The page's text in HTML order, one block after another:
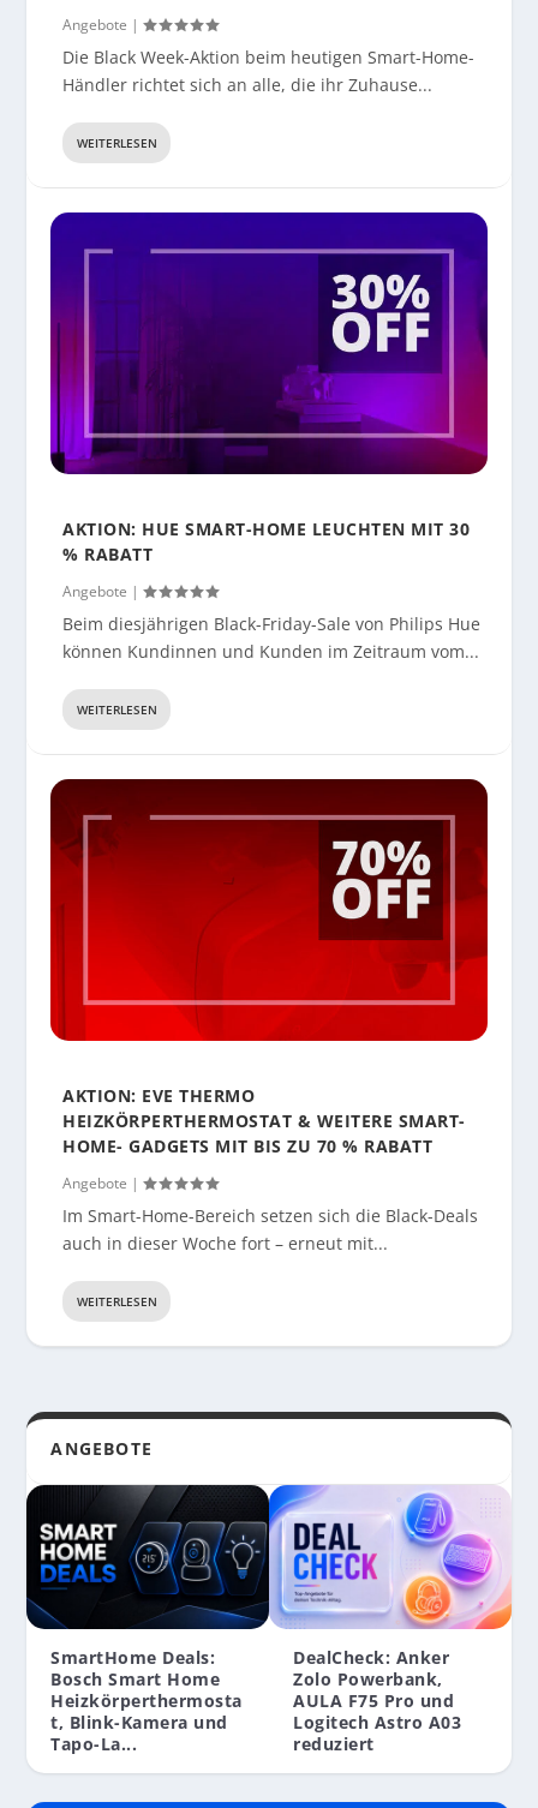
Angebote |
Die Black Week-Aktion beim heutigen Smart-Home-
Händler richtet sich an alle, die ihr Zuhause...
WEITERLESEN
AKTION: HUE SMART-HOME LEUCHTEN MIT 30
% RABATT
Angebote |
Beim diesjährigen Black-Friday-Sale von Philips Hue
können Kundinnen und Kunden im Zeitraum vom...
WEITERLESEN
AKTION: EVE THERMO
HEIZKÖRPERTHERMOSTAT & WEITERE SMART-
HOME- GADGETS MIT BIS ZU 70 % RABATT
Angebote |
Im Smart-Home-Bereich setzen sich die Black-Deals
auch in dieser Woche fort – erneut mit...
WEITERLESEN
ANGEBOTE
SmartHome Deals:
Bosch Smart Home
Heizkörperthermosta
t, Blink-Kamera und
Tapo-La...
DealCheck: Anker
Zolo Powerbank,
AULA F75 Pro und
Logitech Astro A03
reduziert